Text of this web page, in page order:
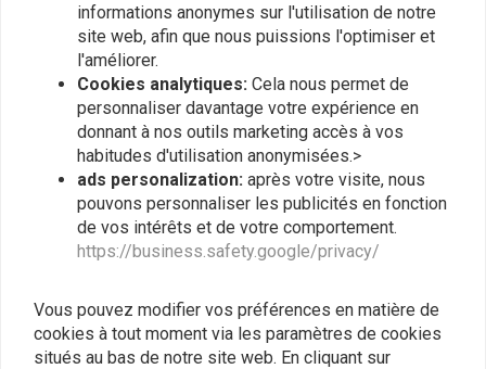
MOTONE
Câble d'embrayage
Triumph Tiger 1050
€16,46
MOTONE
Kit De Roulements /
Côté Embrayage LC
€65,62
informations anonymes sur l'utilisation de notre
site web, afin que nous puissions l'optimiser et
l'améliorer.
Cookies analytiques: Cela nous permet de
personnaliser davantage votre expérience en
donnant à nos outils marketing accès à vos
habitudes d'utilisation anonymisées.>
ads personalization: après votre visite, nous
pouvons personnaliser les publicités en fonction
de vos intérêts et de votre comportement.
https://business.safety.google/privacy/
Vous pouvez modifier vos préférences en matière de
cookies à tout moment via les paramètres de cookies
situés au bas de notre site web. En cliquant sur